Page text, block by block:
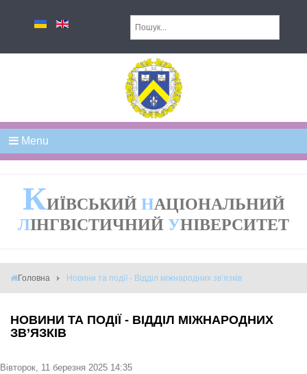
Menu
КИЇВСЬКИЙ НАЦІОНАЛЬНИЙ
ЛІНГВІСТИЧНИЙ УНІВЕРСИТЕТ
Головна Новини та події - Відділ міжнародних зв’язків
НОВИНИ ТА ПОДІЇ - ВІДДІЛ МІЖНАРОДНИХ
ЗВ’ЯЗКІВ
Вівторок, 11 березня 2025 14:35